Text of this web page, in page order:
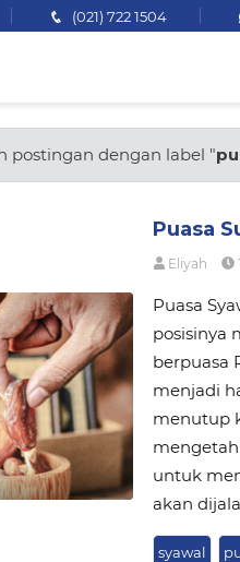
(021) 722 1504
postingan dengan label "
Puasa
Eliyah
Puasa
posisinya
berpuasa
menjadi
menutup
untuk
akan
syawal